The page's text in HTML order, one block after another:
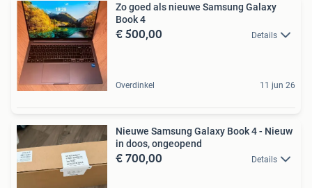
Zo goed als nieuwe Samsung Galaxy
Book 4
€ 500,00 Details
Overdinkel 11 jun 26
Nieuwe Samsung Galaxy Book 4 - Nieuw
in doos, ongeopend
€ 700,00 Details